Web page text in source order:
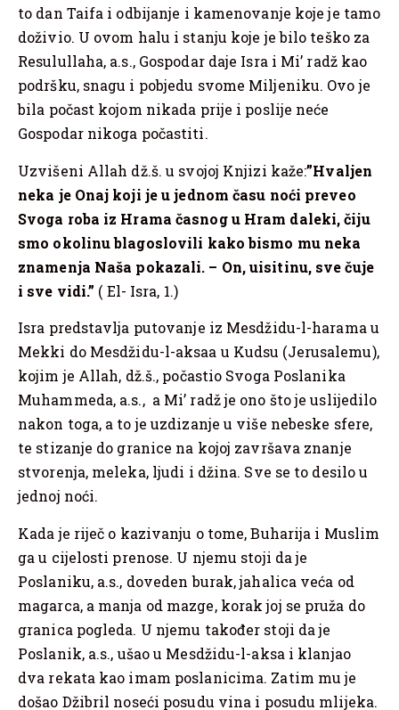
to dan Taifa i odbijanje i kamenovanje koje je tamo
doživio. U ovom halu i stanju koje je bilo teško za
Resulullaha, a.s., Gospodar daje Isra i Mi’ radž kao
podršku, snagu i pobjedu svome Miljeniku. Ovo je
bila počast kojom nikada prije i poslije neće
Gospodar nikoga počastiti.
Uzvišeni Allah dž.š. u svojoj Knjizi kaže:”Hvaljen
neka je Onaj koji je u jednom času noći preveo
Svoga roba iz Hrama časnog u Hram daleki, čiju
smo okolinu blagoslovili kako bismo mu neka
znamenja Naša pokazali. – On, uisitinu, sve čuje
i sve vidi.” ( El- Isra, 1.)
Isra predstavlja putovanje iz Mesdžidu-l-harama u
Mekki do Mesdžidu-l-aksaa u Kudsu (Jerusalemu),
kojim je Allah, dž.š., počastio Svoga Poslanika
Muhammeda, a.s., a Mi’ radž je ono što je uslijedilo
nakon toga, a to je uzdizanje u više nebeske sfere,
te stizanje do granice na kojoj završava znanje
stvorenja, meleka, ljudi i džina. Sve se to desilo u
jednoj noći.
Kada je riječ o kazivanju o tome, Buharija i Muslim
ga u cijelosti prenose. U njemu stoji da je
Poslaniku, a.s., doveden burak, jahalica veća od
magarca, a manja od mazge, korak joj se pruža do
granica pogleda. U njemu također stoji da je
Poslanik, a.s., ušao u Mesdžidu-l-aksa i klanjao
dva rekata kao imam poslanicima. Zatim mu je
došao Džibril noseći posudu vina i posudu mlijeka.